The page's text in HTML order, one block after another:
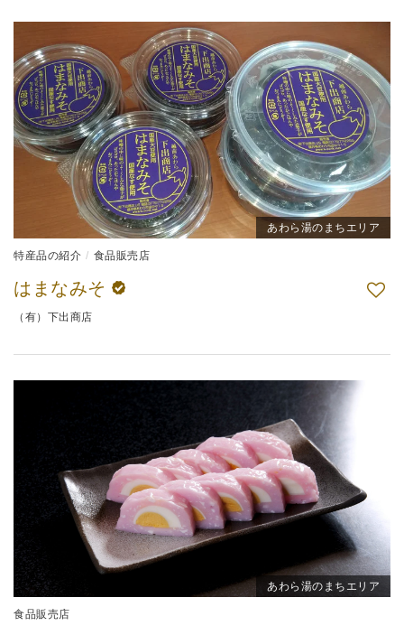
あわら湯のまちエリア
特産品の紹介 食品販売店
はまなみそ
（有）下出商店
あわら湯のまちエリア
食品販売店